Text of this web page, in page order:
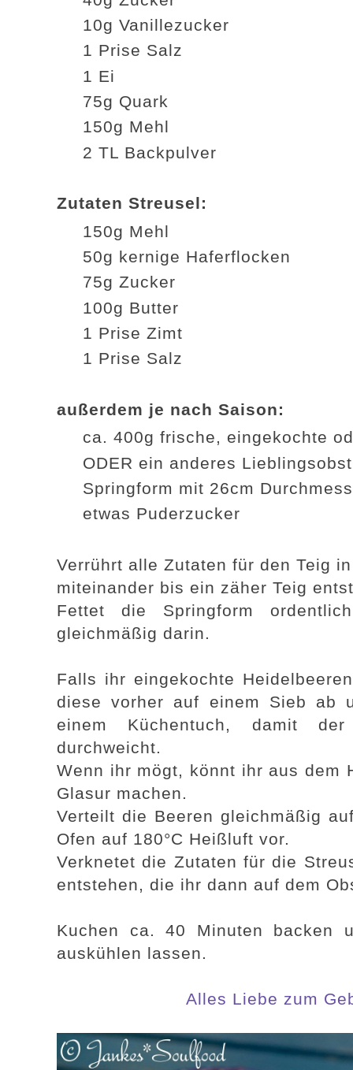
10g Vanillezucker
1 Prise Salz
1 Ei
75g Quark
150g Mehl
2 TL Backpulver
Zutaten Streusel:
150g Mehl
50g kernige Haferflocken
75g Zucker
100g Butter
1 Prise Zimt
1 Prise Salz
außerdem je nach Saison:
ca. 400g frische, eingekochte
ODER ein anderes Lieblingsobst
Springform mit 26cm
etwas Puderzucker
Verrührt alle Zutaten für den Teig
miteinander bis ein zäher Teig
Fettet die Springform
gleichmäßig darin.
Falls ihr eingekochte
diese vorher auf einem Sieb ab
einem Küchentuch, damit
durchweicht.
Wenn ihr mögt, könnt ihr aus dem
Glasur machen.
Verteilt die Beeren gleichmäßig
Ofen auf 180°C Heißluft vor.
Verknetet die Zutaten für die
entstehen, die ihr dann auf dem
Kuchen ca. 40 Minuten backen
auskühlen lassen.
Alles Liebe zum